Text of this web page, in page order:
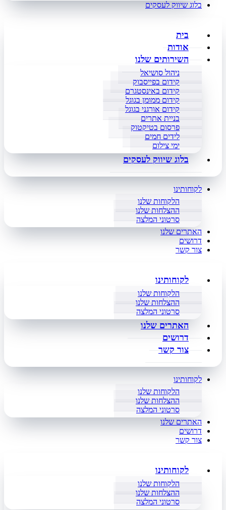
בלוג שיווק לעסקים
בית
אודות
השירותים שלנו
ניהול סושיאל
קידום בפייסבוק
קידום באינסטגרם
קידום ממומן בגוגל
קידום אורגני בגוגל
בניית אתרים
פרסום בטיקטוק
לידים חמים
ימי צילום
בלוג שיווק לעסקים
לקוחותינו
הלקוחות שלנו
ההצלחות שלנו
סרטוני המלצה
האתרים שלנו
דרושים
צור קשר
לקוחותינו
הלקוחות שלנו
ההצלחות שלנו
סרטוני המלצה
האתרים שלנו
דרושים
צור קשר
לקוחותינו
הלקוחות שלנו
ההצלחות שלנו
סרטוני המלצה
האתרים שלנו
דרושים
צור קשר
לקוחותינו
הלקוחות שלנו
ההצלחות שלנו
סרטוני המלצה